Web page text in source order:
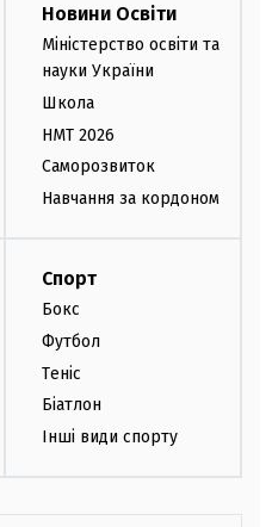
Новини Освіти
Міністерство освіти та
науки України
Школа
НМТ 2026
Саморозвиток
Навчання за кордоном
Спорт
Бокс
Футбол
Теніс
Біатлон
Інші види спорту